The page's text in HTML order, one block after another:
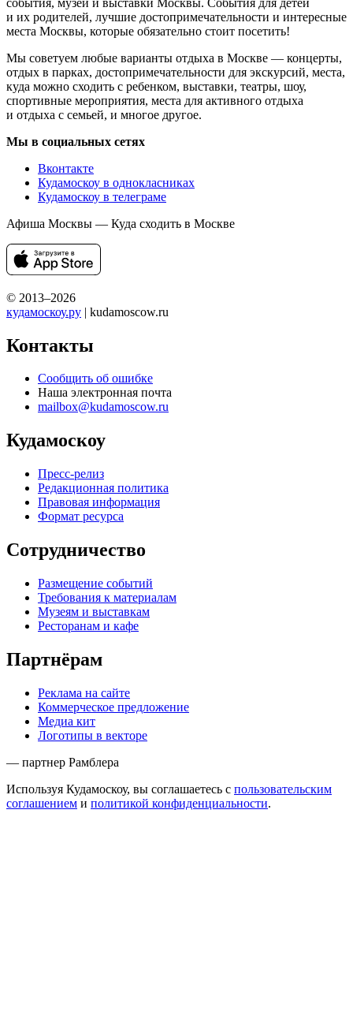
и их родителей, лучшие достопримечательности и интересные
места Москвы, которые обязательно стоит посетить!
Мы советуем любые варианты отдыха в Москве — концерты,
отдых в парках, достопримечательности для экскурсий, места,
куда можно сходить с ребенком, выставки, театры, шоу,
спортивные мероприятия, места для активного отдыха
и отдыха с семьей, и многое другое.
Мы в социальных сетях
Вконтакте
Кудамоскоу в однокласниках
Кудамоскоу в телеграме
Афиша Москвы — Куда сходить в Москве
© 2013–2026
кудамоскоу.ру | kudamoscow.ru
Контакты
Сообщить об ошибке
Наша электронная почта
mailbox@kudamoscow.ru
Кудамоскоу
Пресс-релиз
Редакционная политика
Правовая информация
Формат ресурса
Сотрудничество
Размещение событий
Требования к материалам
Музеям и выставкам
Ресторанам и кафе
Партнёрам
Реклама на сайте
Коммерческое предложение
Медиа кит
Логотипы в векторе
— партнер Рамблера
Используя Кудамоскоу, вы соглашаетесь с пользовательским
соглашением и политикой конфиденциальности.